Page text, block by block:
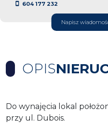
604 177 232
Napisz
OPIS
Do wynajęcia lokal
przy ul. Dubois.